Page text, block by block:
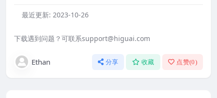
最近更新: 2023-10-26
下载遇到问题？可联系support@higuai.com
Ethan 分享 收藏 点赞(0)